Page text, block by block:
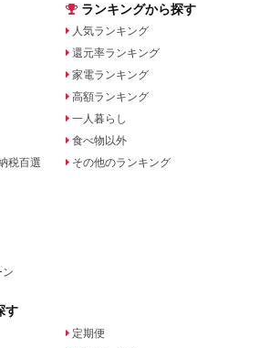
税百選
ン
ランキングから探す
人気ランキング
還元率ランキング
家電ランキング
高額ランキング
一人暮らし
食べ物以外
その他のランキング
す
定期便